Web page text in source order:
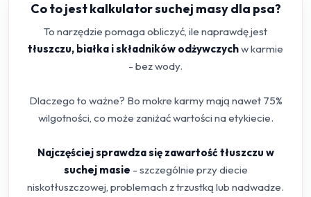
Co to jest kalkulator suchej masy dla psa?
To narzędzie pomaga obliczyć, ile naprawdę jest
tłuszczu, białka i składników odżywczychw karmie
- bez wody.
Dlaczego to ważne? Bo mokre karmy mają nawet 75%
wilgotności, co może zaniżać wartości na etykiecie.
Najczęściej sprawdza się zawartość tłuszczu w
suchej masie - szczególnie przy diecie
niskotłuszczowej, problemach z trzustką lub nadwadze.